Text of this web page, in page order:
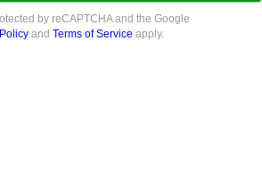
by reCAPTCHA and the Google
and Terms of Service apply.